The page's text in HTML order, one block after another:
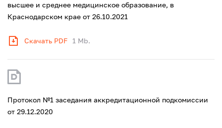
высшее и среднее медицинское образование, в
Краснодарском крае от 26.10.2021
Скачать PDF 1 Mb.
Протокол №1 заседания аккредитационной подкомиссии
от 29.12.2020